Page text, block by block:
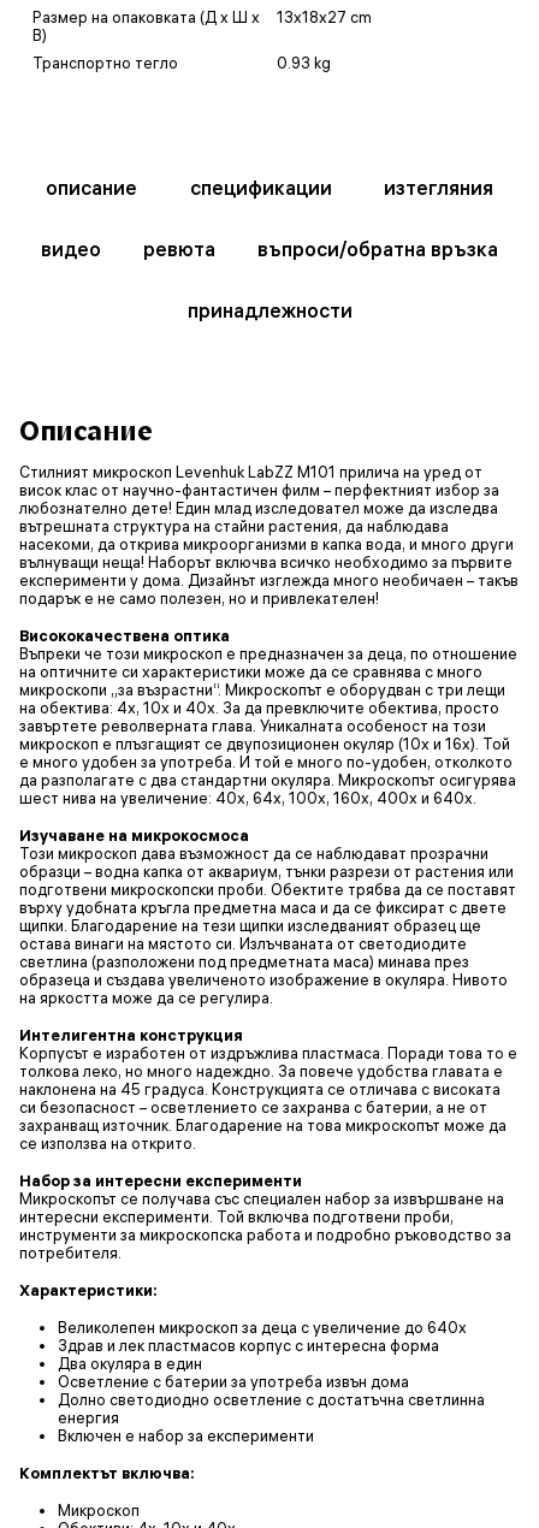
Размер на опаковката (Д x Ш x
В)
13x18x27 cm
Транспортно тегло 0.93 kg
описание спецификации изтегляния
видео ревюта въпроси/обратна връзка
принадлежности
Описание
Стилният микроскоп Levenhuk LabZZ M101 прилича на уред от
висок клас от научно-фантастичен филм – перфектният избор за
любознателно дете! Един млад изследовател може да изследва
вътрешната структура на стайни растения, да наблюдава
насекоми, да открива микроорганизми в капка вода, и много други
вълнуващи неща! Наборът включва всичко необходимо за първите
експерименти у дома. Дизайнът изглежда много необичаен – такъв
подарък е не само полезен, но и привлекателен!
Висококачествена оптика
Въпреки че този микроскоп е предназначен за деца, по отношение
на оптичните си характеристики може да се сравнява с много
микроскопи „за възрастни“. Микроскопът е оборудван с три лещи
на обектива: 4x, 10x и 40x. За да превключите обектива, просто
завъртете револверната глава. Уникалната особеност на този
микроскоп е плъзгащият се двупозиционен окуляр (10x и 16x). Той
е много удобен за употреба. И той е много по-удобен, отколкото
да разполагате с два стандартни окуляра. Микроскопът осигурява
шест нива на увеличение: 40x, 64x, 100x, 160x, 400x и 640x.
Изучаване на микрокосмоса
Този микроскоп дава възможност да се наблюдават прозрачни
образци – водна капка от аквариум, тънки разрези от растения или
подготвени микроскопски проби. Обектите трябва да се поставят
върху удобната кръгла предметна маса и да се фиксират с двете
щипки. Благодарение на тези щипки изследваният образец ще
остава винаги на мястото си. Излъчваната от светодиодите
светлина (разположени под предметната маса) минава през
образеца и създава увеличеното изображение в окуляра. Нивото
на яркостта може да се регулира.
Интелигентна конструкция
Корпусът е изработен от издръжлива пластмаса. Поради това то е
толкова леко, но много надеждно. За повече удобства главата е
наклонена на 45 градуса. Конструкцията се отличава с високата
си безопасност – осветлението се захранва с батерии, а не от
захранващ източник. Благодарение на това микроскопът може да
се използва на открито.
Набор за интересни експерименти
Микроскопът се получава със специален набор за извършване на
интересни експерименти. Той включва подготвени проби,
инструменти за микроскопска работа и подробно ръководство за
потребителя.
Характеристики:
Великолепен микроскоп за деца с увеличение до 640х
Здрав и лек пластмасов корпус с интересна форма
Два окуляра в един
Осветление с батерии за употреба извън дома
Долно светодиодно осветление с достатъчна светлинна
енергия
Включен е набор за експерименти
Комплектът включва:
Микроскоп